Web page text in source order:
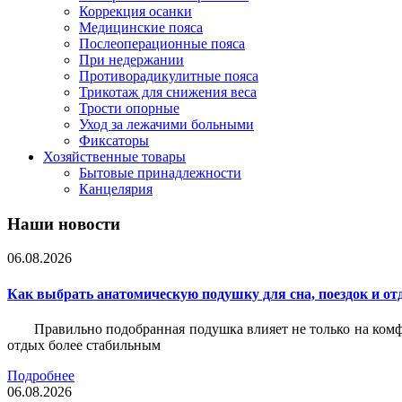
Коррекция осанки
Медицинские пояса
Послеоперационные пояса
При недержании
Противорадикулитные пояса
Трикотаж для снижения веса
Трости опорные
Уход за лежачими больными
Фиксаторы
Хозяйственные товары
Бытовые принадлежности
Канцелярия
Наши новости
06.08.2026
Как выбрать анатомическую подушку для сна, поездок и
Правильно подобранная подушка влияет не только на
отдых более стабильным
Подробнее
06.08.2026